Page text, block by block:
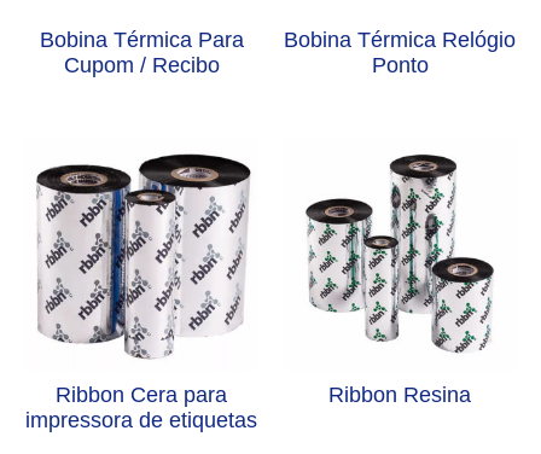
Bobina Térmica Para
Cupom / Recibo
Bobina Térmica Relógio
Ponto
Ribbon Cera para
impressora de etiquetas
Ribbon Resina